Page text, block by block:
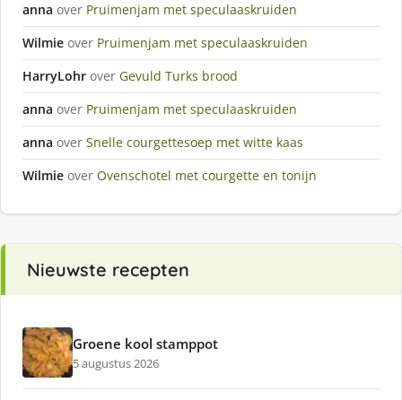
anna over Pruimenjam met speculaaskruiden
Wilmie over Pruimenjam met speculaaskruiden
HarryLohr over Gevuld Turks brood
anna over Pruimenjam met speculaaskruiden
anna over Snelle courgettesoep met witte kaas
Wilmie over Ovenschotel met courgette en tonijn
Nieuwste recepten
Groene kool stamppot
5 augustus 2026